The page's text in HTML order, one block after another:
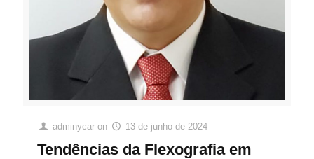
adminycar on 13 de junho de 2024
Tendências da Flexografia em